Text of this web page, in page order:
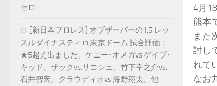
4月
熊本
また
討し
れて
なお
セロ
[新日本プロレス] オブザーバーの1.5 レッ
スルダイナスティ in 東京ドーム 試合評価：
★5超え出ました、ケニー･オメガvs.ゲイブ･
キッド、ザックvs.リコシェ、竹下幸之介vs.
石井智宏、クラウディオvs.海野翔太、他